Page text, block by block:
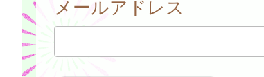
メールアドレス